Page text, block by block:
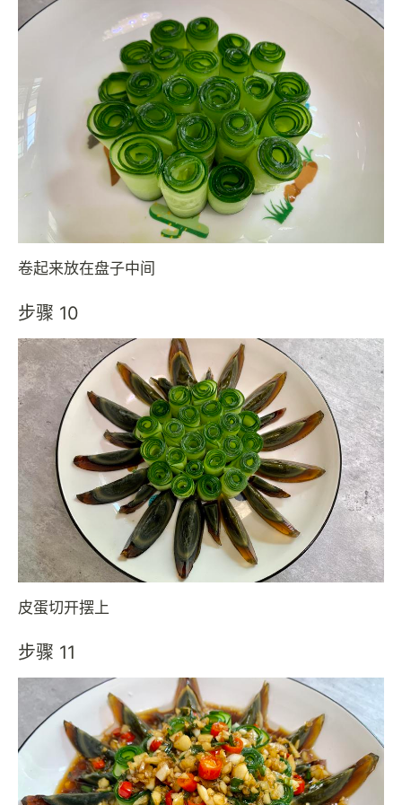
卷起来放在盘子中间
步骤 10
皮蛋切开摆上
步骤 11